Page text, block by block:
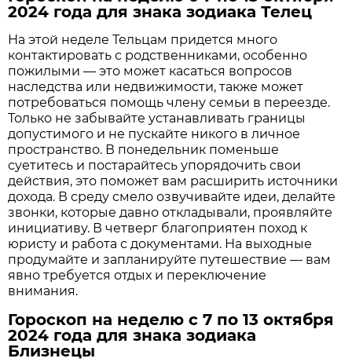
2024 года для знака зодиака Телец
На этой неделе Тельцам придется много
контактировать с родственниками, особенно
пожилыми — это может касаться вопросов
наследства или недвижимости, также может
потребоваться помощь члену семьи в переезде.
Только не забывайте устанавливать границы
допустимого и не пускайте никого в личное
пространство. В понедельник поменьше
суетитесь и постарайтесь упорядочить свои
действия, это поможет вам расширить источники
дохода. В среду смело озвучивайте идеи, делайте
звонки, которые давно откладывали, проявляйте
инициативу. В четверг благоприятен поход к
юристу и работа с документами. На выходные
продумайте и запланируйте путешествие — вам
явно требуется отдых и переключение
внимания.
Гороскоп на неделю с 7 по 13 октября
2024 года для знака зодиака
Близнецы